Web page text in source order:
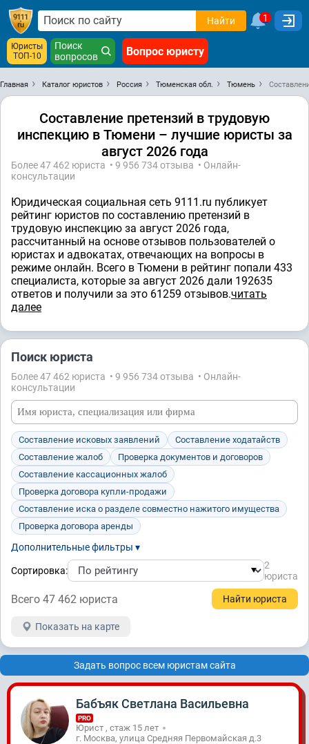
Найти 1
Юристы
ТОП-10
Поиск
вопросов
Вопрос юристу
Главная Каталог юристов Россия Тюменская обл. Тюмень
Составление претензий в трудовую
инспекцию в Тюмени – лучшие юристы за
август 2026 года
Более 47 462 юристa • 9 956 734 отзывa • Онлайн-
консультации
Юридическая социальная сеть 9111.ru публикует
рейтинг юристов по составлению претензий в
трудовую инспекцию за август 2026 года,
рассчитанный на основе отзывов пользователей о
юристах и адвокатах, отвечающих на вопросы в
режиме онлайн. Всего в Тюмени в рейтинг попали 433
специалистa, которые за август 2026 дали 192635
ответов и получили за это 61259 отзывов.читать
далее
Поиск юриста
Более 47 462 юристa • 9 956 734 отзывa • Онлайн-
консультации
Составление исковых заявлений
Составление ходатайств
Составление жалоб
Проверка документов и договоров
Составление кассационных жалоб
Проверка договора купли-продажи
Составление иска о разделе совместно нажитого имущества
Проверка договора аренды
Дополнительные фильтры ▾
Сортировка:
2
юристa
Всего 47 462 юристa
Показать на карте
Задать вопрос всем юристам сайта
Бабъяк Светлана Васильевна
PRO
Юрист , стаж 15 лет
г. Москва, улица Средняя Первомайская д.3